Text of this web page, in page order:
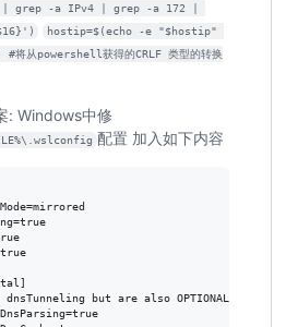
grep -a IPv4 | grep -a 172 |
hostip=$(echo -e "$hostip"
powershell获得的CRLF 类型的转换
: Windows中修
配置 加入如下内容
but are also OPTIONAL